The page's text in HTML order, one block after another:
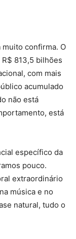
confirma. O
813,5 bilhões
com mais
acumulado
não está
está
específico da
pouco.
extraordinário
música e no
natural, tudo o